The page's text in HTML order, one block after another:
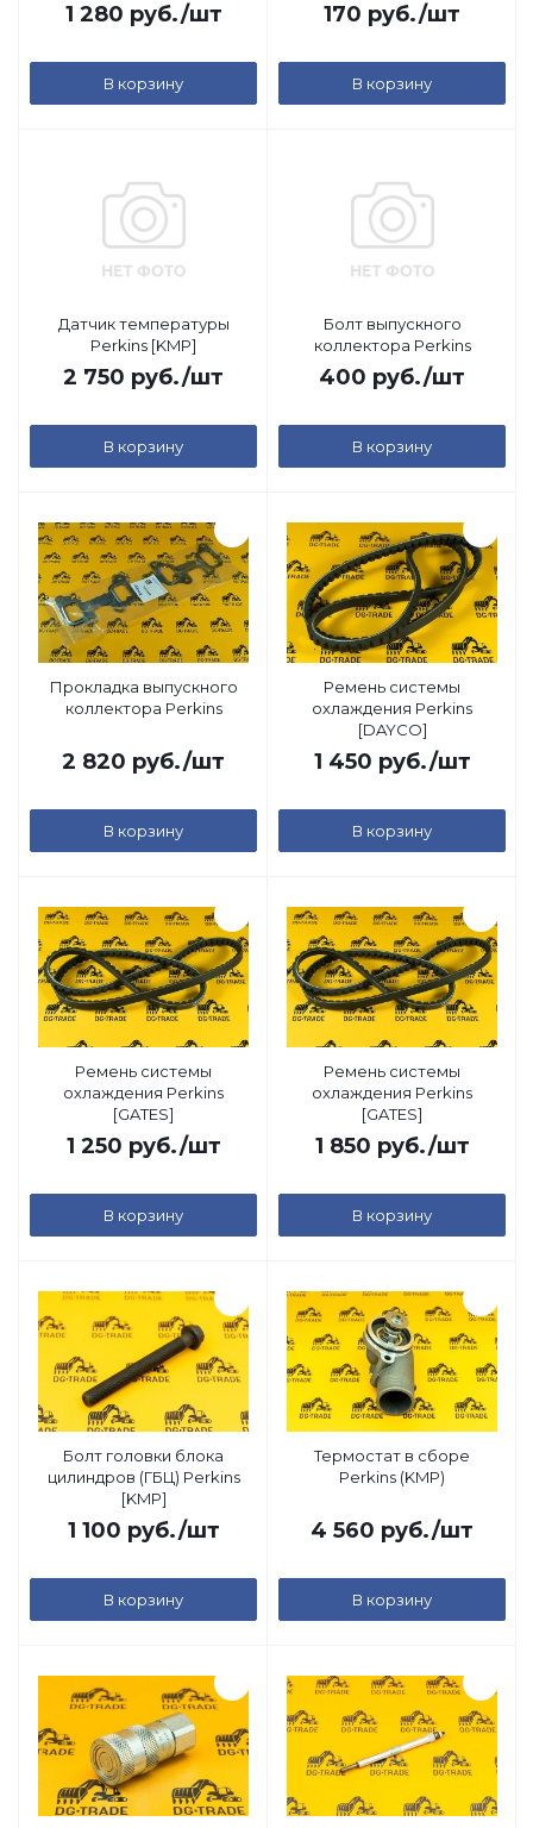
1 280 руб./шт
В корзину
170 руб./шт
В корзину
Датчик температуры
Perkins [KMP]
2 750 руб./шт
В корзину
Болт выпускного
коллектора Perkins
400 руб./шт
В корзину
Прокладка выпускного
коллектора Perkins
2 820 руб./шт
В корзину
Ремень системы
охлаждения Perkins
[DAYCO]
1 450 руб./шт
В корзину
Ремень системы
охлаждения Perkins
[GATES]
1 250 руб./шт
В корзину
Ремень системы
охлаждения Perkins
[GATES]
1 850 руб./шт
В корзину
Болт головки блока
цилиндров (ГБЦ) Perkins
[KMP]
1 100 руб./шт
В корзину
Термостат в сборе
Perkins (KMP)
4 560 руб./шт
В корзину